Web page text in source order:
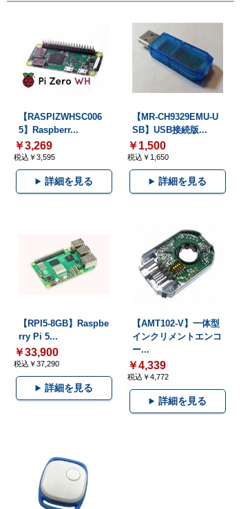
【RASPIZWHSC006
5】Raspberr...
￥3,269
税込￥3,595
詳細を見る
【MR-CH9329EMU-U
SB】USB接続版...
￥1,500
税込￥1,650
詳細を見る
【RPI5-8GB】Raspbe
rry Pi 5...
￥33,900
税込￥37,290
詳細を見る
【AMT102-V】一体型
インクリメントエンコ
ー...
￥4,339
税込￥4,772
詳細を見る